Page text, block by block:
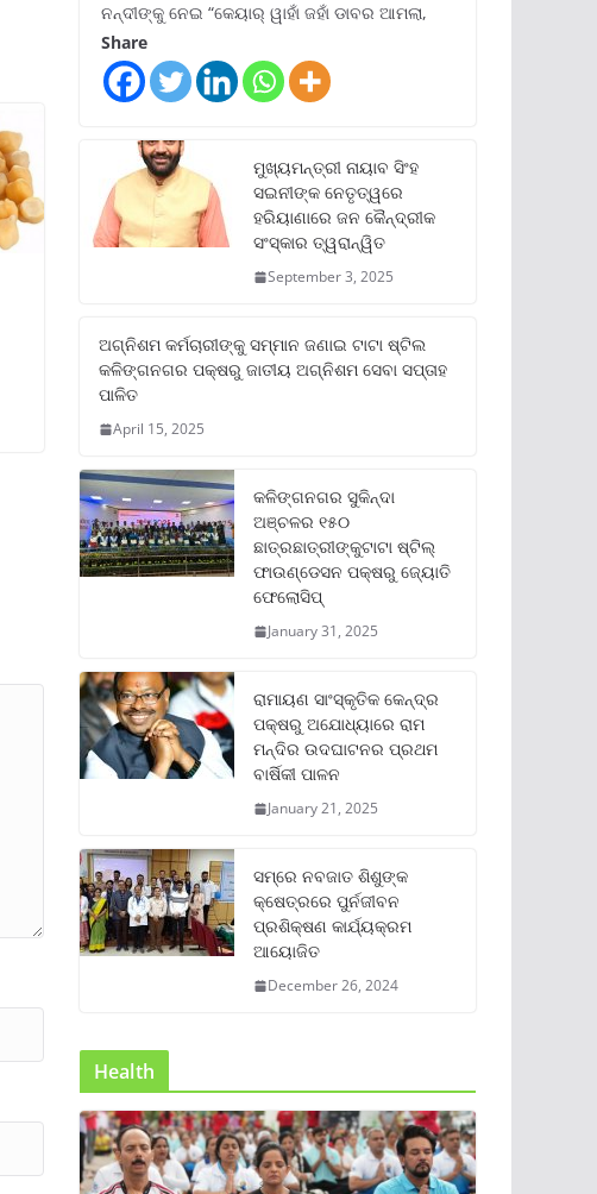
ନନ୍ଦୀଙ୍କୁ ନେଇ “କେୟାର୍ ୱାହାଁ ଜହାଁ ଡାବର ଆମଲା,
Share
ମୁଖ୍ୟମନ୍ତ୍ରୀ ନାୟାବ ସିଂହ
ସଇନୀଙ୍କ ନେତୃତ୍ୱରେ
ହରିୟାଣାରେ ଜନ କୈନ୍ଦ୍ରୀକ
ସଂସ୍କାର ତ୍ୱରାନ୍ୱିତ
September 3, 2025
ଅଗ୍ନିଶମ କର୍ମଚାରୀଙ୍କୁ ସମ୍ମାନ ଜଣାଇ ଟାଟା ଷ୍ଟିଲ
କଳିଙ୍ଗନଗର ପକ୍ଷରୁ ଜାତୀୟ ଅଗ୍ନିଶମ ସେବା ସପ୍ତାହ
ପାଳିତ
April 15, 2025
କଳିଙ୍ଗନଗର ସୁକିନ୍ଦା
ଅଞ୍ଚଳର ୧୫୦
ଛାତ୍ରଛାତ୍ରୀଙ୍କୁଟାଟା ଷ୍ଟିଲ୍
ଫାଉଣ୍ଡେସନ ପକ୍ଷରୁ ଜ୍ୟୋତି
ଫେଲୋସିପ୍‌
January 31, 2025
ରାମାୟଣ ସାଂସ୍କୃତିକ କେନ୍ଦ୍ର
ପକ୍ଷରୁ ଅଯୋଧ୍ୟାରେ ରାମ
ମନ୍ଦିର ଉଦଘାଟନର ପ୍ରଥମ
ବାର୍ଷିକୀ ପାଳନ
January 21, 2025
ସମ୍‌ରେ ନବଜାତ ଶିଶୁଙ୍କ
କ୍ଷେତ୍ରରେ ପୁର୍ନଜୀବନ
ପ୍ରଶିକ୍ଷଣ କାର୍ଯ୍ୟକ୍ରମ
ଆୟୋଜିତ
December 26, 2024
Health